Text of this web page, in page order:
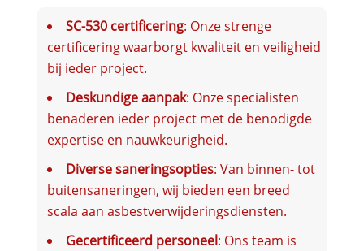
SC-530 certificering: Onze strenge
certificering waarborgt kwaliteit en veiligheid
bij ieder project.
Deskundige aanpak: Onze specialisten
benaderen ieder project met de benodigde
expertise en nauwkeurigheid.
Diverse saneringsopties: Van binnen- tot
buitensaneringen, wij bieden een breed
scala aan asbestverwijderingsdiensten.
Gecertificeerd personeel: Ons team is